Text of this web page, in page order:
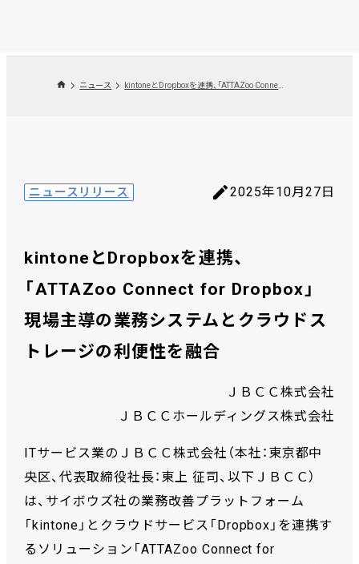
ニュース
ニュースリリース 2025年10月27日
kintoneとDropboxを連携、
「ATTAZoo Connect for Dropbox」
現場主導の業務システムとクラウドス
トレージの利便性を融合
ＪＢＣＣ株式会社
ＪＢＣＣホールディングス株式会社
ITサービス業のＪＢＣＣ株式会社（本社：東京都中
央区、代表取締役社長：東上 征司、以下ＪＢＣＣ）
は、サイボウズ社の業務改善プラットフォーム
「kintone」とクラウドサービス「Dropbox」を連携す
るソリューション「ATTAZoo Connect for